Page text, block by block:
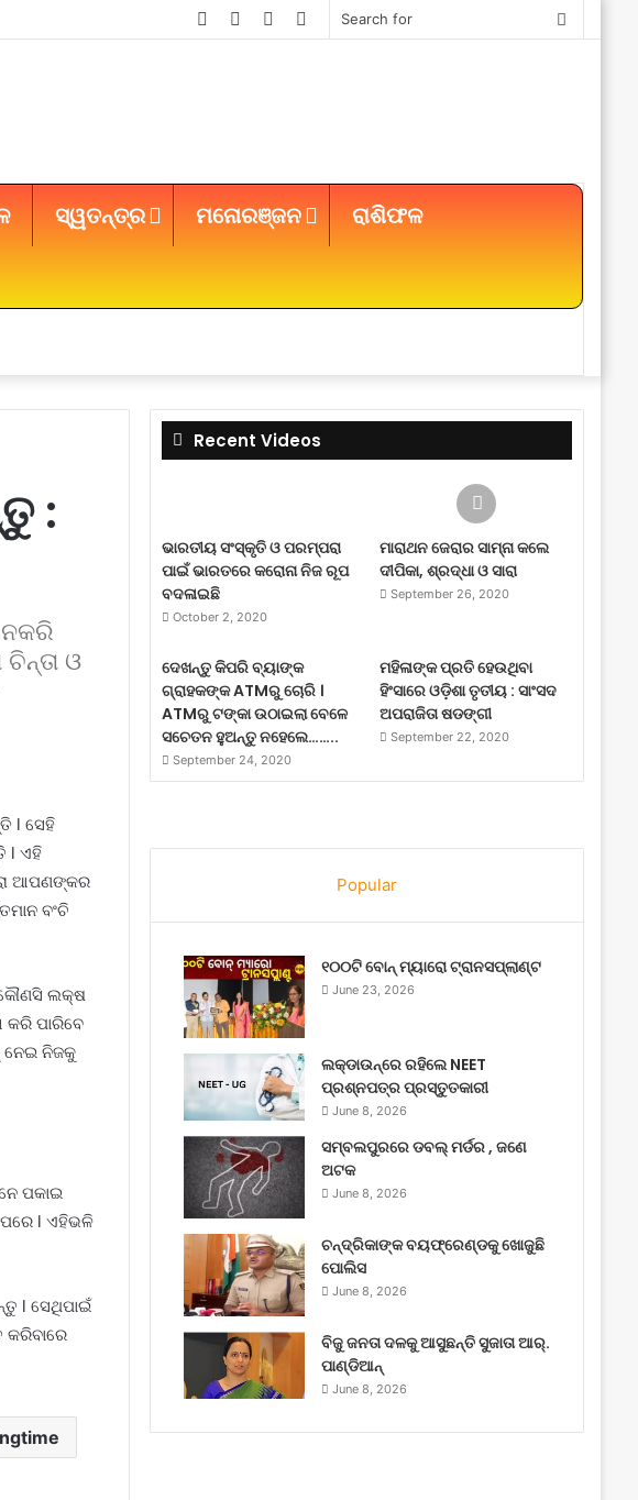
Search
Instagram
YouTube
Twitter
Facebook
ସ୍ୱତନ୍ତ୍ର ମନୋରଞ୍ଜନ ରାଶିଫଳ
:
ନକରି
ଓ
l ସେହି
l ଏହି
ଆପଣଙ୍କର
ବଂଚି
କୌଣସି ଲକ୍ଷ
ପାରିବେ
ନେଇ ନିଜକୁ
ପକାଇ
l ଏହିଭଳି
l ସେଥିପାଇଁ
କରିବାରେ
Recent Videos
ଭାରତୀୟ ସଂସ୍କୃତି ଓ ପରମ୍ପରା
ପାଇଁ ଭାରତରେ କରୋନା ନିଜ ରୂପ
ବଦଳାଇଛି
October 2, 2020
ମାରାଥନ ଜେରାର ସାମ୍ନା କଲେ
ଦୀପିକା, ଶ୍ରଦ୍ଧା ଓ ସାରା
September 26, 2020
ଦେଖନ୍ତୁ କିପରି ବ୍ୟାଙ୍କ
ଗ୍ରାହକଙ୍କ ATMରୁ ଚୋରି ।
ATMରୁ ଟଙ୍କା ଉଠାଇଲା ବେଳେ
ସଚେତନ ହୁଅନ୍ତୁ ନହେଲେ……..
September 24, 2020
ମହିଳାଙ୍କ ପ୍ରତି ହେଉଥିବା
ହିଂସାରେ ଓଡ଼ିଶା ତୃତୀୟ : ସାଂସଦ
ଅପରାଜିତା ଷଡଙ୍ଗୀ
September 22, 2020
Popular
୧୦୦ଟି ବୋନ୍ ମ୍ୟାରୋ ଟ୍ରାନସପ୍ଲାଣ୍ଟ
June 23, 2026
ଲକ୍‌ଡାଉନ୍‌ରେ ରହିଲେ NEET
ପ୍ରଶ୍ନପତ୍ର ପ୍ରସ୍ତୁତକାରୀ
June 8, 2026
ସମ୍ବଲପୁରରେ ଡବଲ୍ ମର୍ଡର , ଜଣେ
ଅଟକ
June 8, 2026
ଚନ୍ଦ୍ରିକାଙ୍କ ବୟଫ୍ରେଣ୍ଡକୁ ଖୋଜୁଛି
ପୋଲିସ
June 8, 2026
ବିଜୁ ଜନତା ଦଳକୁ ଆସୁଛନ୍ତି ସୁଜାତା ଆର୍‌.
ପାଣ୍ଡିଆନ୍
June 8, 2026